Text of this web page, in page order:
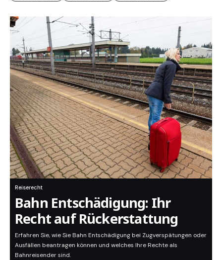
Reiserecht
Bahn Entschädigung: Ihr
Recht auf Rückerstattung
Erfahren Sie, wie Sie Bahn Entschädigung bei Zugverspätungen oder
Ausfällen beantragen können und welches Ihre Rechte als
Bahnreisender sind.